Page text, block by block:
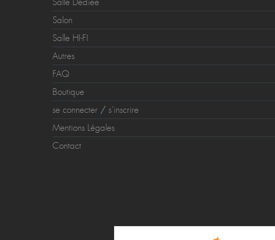
Salon
Salle HI-FI
Autres
FAQ
Boutique
se connecter / s'inscrire
Mentions Légales
Contact